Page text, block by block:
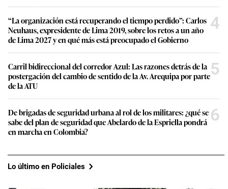
“La organización está recuperando el tiempo perdido”: Carlos
Neuhaus, expresidente de Lima 2019, sobre los retos a un año
de Lima 2027 y en qué más está preocupado el Gobierno
4
Carril bidireccional del corredor Azul: Las razones detrás de la
postergación del cambio de sentido de la Av. Arequipa por parte
de la ATU
5
De brigadas de seguridad urbana al rol de los militares: ¿qué se
sabe del plan de seguridad que Abelardo de la Espriella pondrá
en marcha en Colombia?
6
Lo último en Policiales